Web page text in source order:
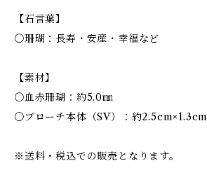
【石言葉】
〇珊瑚：長寿・安産・幸福など
【素材】
〇血赤珊瑚：約5.0㎜
〇ブローチ本体（SV）：約2.5cm×1.3cm
※送料・税込での販売となります。